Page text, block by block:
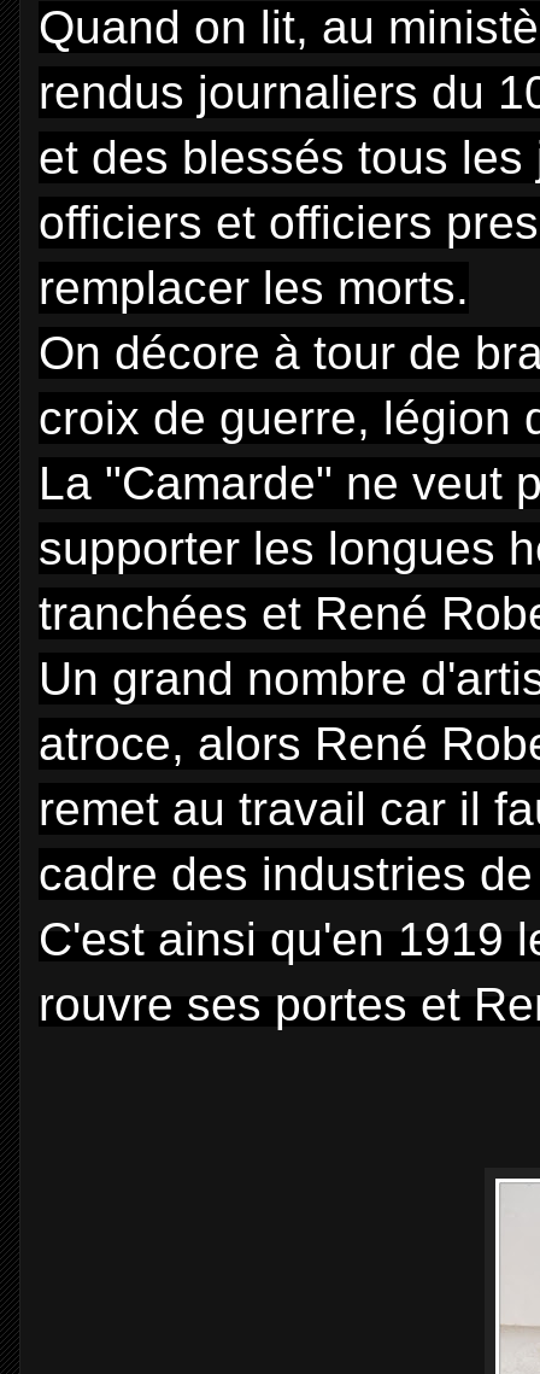
Quand on lit, au
rendus journaliers du
et des blessés tous
officiers et officiers
remplacer les morts.
On décore à tour de
croix de guerre, légion
La "Camarde" ne veut
supporter les longues
tranchées et René
Un grand nombre
atroce, alors René
remet au travail car il
cadre des industries
C'est ainsi qu'en 1919
rouvre ses portes et